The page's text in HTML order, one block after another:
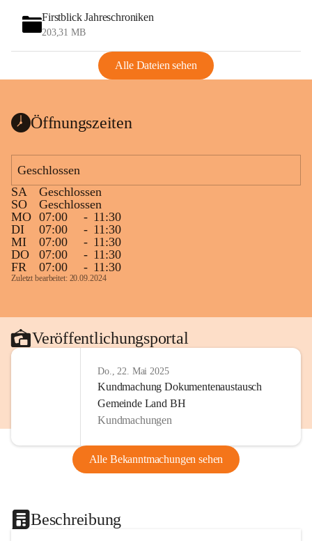
Firstblick Jahreschroniken
203,31 MB
Alle Dateien sehen
Öffnungszeiten
Geschlossen
SA
Geschlossen
SO
Geschlossen
MO 07:00 - 11:30
DI
07:00 - 11:30
MI
07:00 - 11:30
DO
07:00 - 11:30
FR
07:00 - 11:30
Zuletzt bearbeitet: 20.09.2024
Veröffentlichungsportal
Do., 22. Mai 2025
Kundmachung Dokumentenaustausch
Gemeinde Land BH
Kundmachungen
Alle Bekanntmachungen sehen
Beschreibung